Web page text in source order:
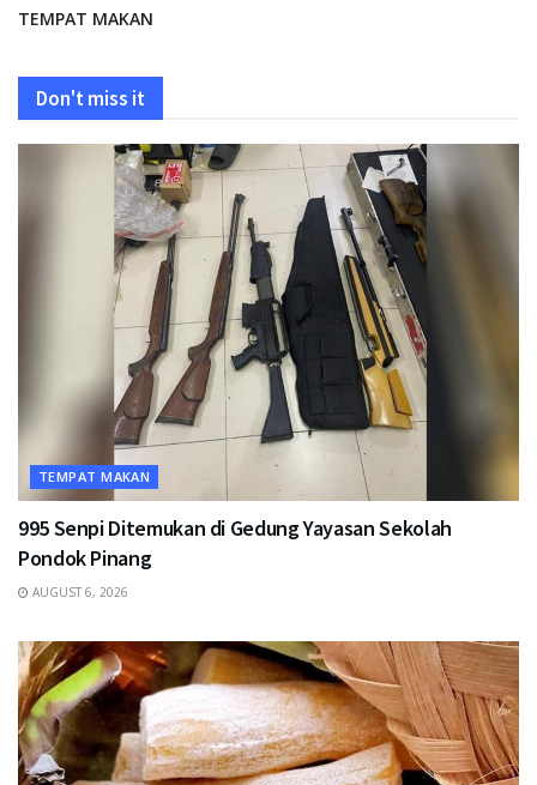
TEMPAT MAKAN
Don't miss it
TEMPAT MAKAN
995 Senpi Ditemukan di Gedung Yayasan Sekolah
Pondok Pinang
AUGUST 6, 2026